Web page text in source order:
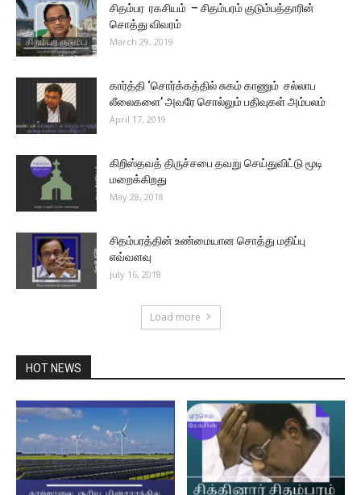
சிதம்பர ரகசியம் – சிதம்பரம் குடும்பத்தாரின்
சொத்து விவரம்
March 29, 2019
கார்த்தி ‘சொர்க்கத்தில் சுகம் காணும் சல்லாப
லீலைகளை’ அவரே சொல்லும் பதிவுகள் அம்பலம்
April 17, 2019
கிறிஸ்தவத் திருச்சபை தவறு செய்துவிட்டு மூடி
மறைக்கிறது
May 28, 2018
சிதம்பரத்தின் உண்மையான சொத்து மதிப்பு
எவ்வளவு
July 16, 2018
Load more
HOT NEWS